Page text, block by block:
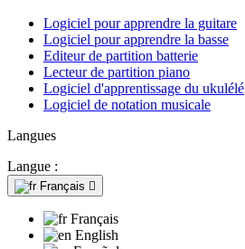
Logiciel pour apprendre la guitare
Logiciel pour apprendre la basse
Editeur de partition batterie
Lecteur de partition piano
Logiciel d'apprentissage du ukulélé
Logiciel de notation musicale
Langues
Langue :
Français 
Français
English